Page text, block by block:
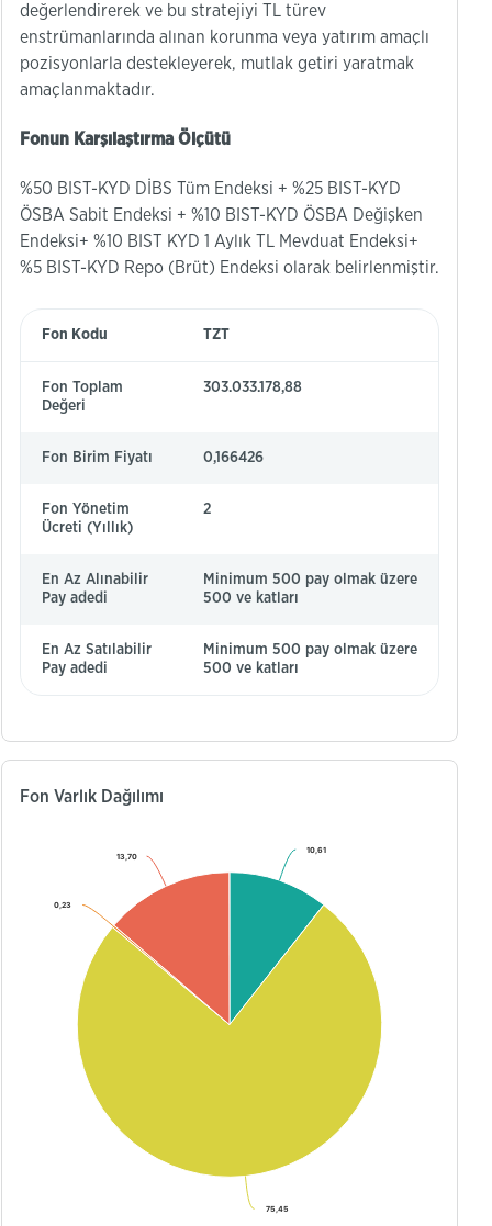
değerlendirerek ve bu stratejiyi TL türev
enstrümanlarında alınan korunma veya yatırım amaçlı
pozisyonlarla destekleyerek, mutlak getiri yaratmak
amaçlanmaktadır.
Fonun Karşılaştırma Ölçütü
%50 BIST-KYD DİBS Tüm Endeksi + %25 BIST-KYD
ÖSBA Sabit Endeksi + %10 BIST-KYD ÖSBA Değişken
Endeksi+ %10 BIST KYD 1 Aylık TL Mevduat Endeksi+
%5 BIST-KYD Repo (Brüt) Endeksi olarak belirlenmiştir.
Fon Kodu TZT
Fon Toplam
Değeri
303.033.178,88
Fon Birim Fiyatı 0,166426
Fon Yönetim
Ücreti (Yıllık)
2
En Az Alınabilir
Pay adedi
Minimum 500 pay olmak üzere
500 ve katları
En Az Satılabilir
Pay adedi
Minimum 500 pay olmak üzere
500 ve katları
Fon Varlık Dağılımı
10,61
10,61
75,45
75,45
0,23
0,23
13,70
13,70